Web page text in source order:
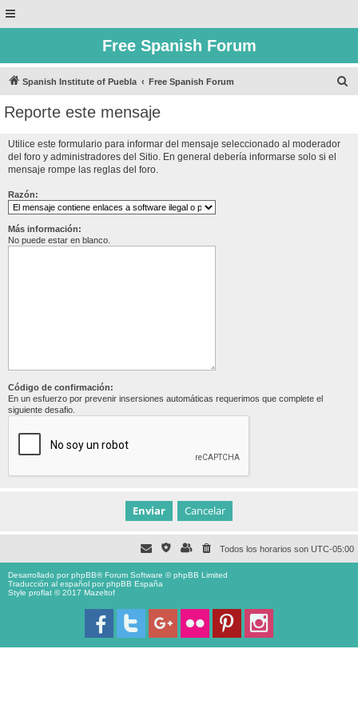
Free Spanish Forum
Spanish Institute of Puebla Free Spanish Forum
Reporte este mensaje
Utilice este formulario para informar del mensaje seleccionado al moderador
del foro y administradores del Sitio. En general debería informarse solo si el
mensaje rompe las reglas del foro.
Razón:
Más información:
No puede estar en blanco.
Código de confirmación:
En un esfuerzo por prevenir insersiones automáticas requerimos que complete el
siguiente desafio.
Todos los horarios son UTC-05:00
Desarrollado porphpBB® Forum Software © phpBB Limited
Traducción al español porphpBB España
Style proflat © 2017 Mazeltof